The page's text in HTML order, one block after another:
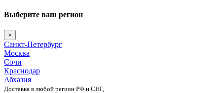
Выберите ваш регион
×
Санкт-Петербург
Москва
Сочи
Краснодар
Абхазия
Доставка в любой регион РФ и СНГ,